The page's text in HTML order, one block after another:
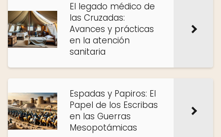
El legado médico de
las Cruzadas:
Avances y prácticas
en la atención
sanitaria
Espadas y Papiros: El
Papel de los Escribas
en las Guerras
Mesopotámicas